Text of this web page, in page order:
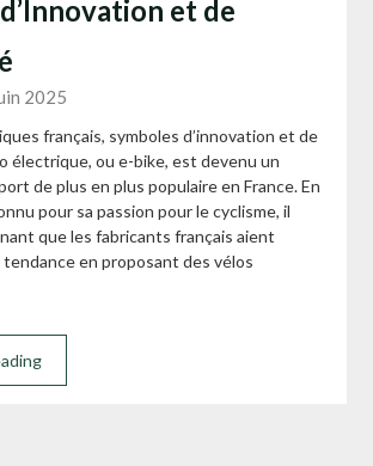
et de
2025
français, symboles d’innovation et de
électrique, ou e-bike, est devenu un
de plus en plus populaire en France. En
pour sa passion pour le cyclisme, il
que les fabricants français aient
en proposant des vélos